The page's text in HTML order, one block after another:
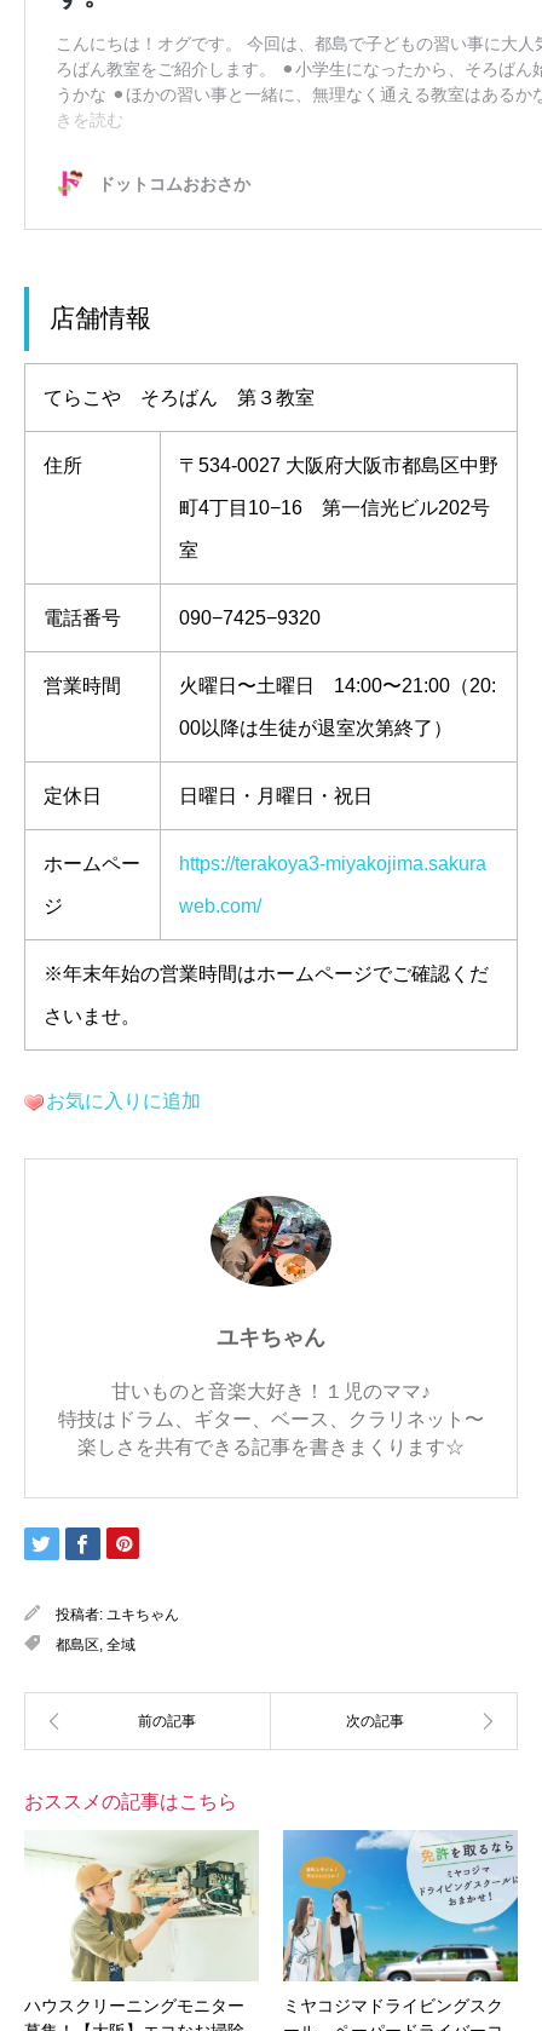
店舗情報
てらこや そろばん 第３教室
住所 〒534-0027 大阪府大阪市都島区中野
町4丁目10−16 第一信光ビル202号
室
電話番号 090−7425−9320
営業時間 火曜日〜土曜日 14:00〜21:00（20:
00以降は生徒が退室次第終了）
定休日 日曜日・月曜日・祝日
ホームペー
ジ
https://terakoya3-miyakojima.sakura
web.com/
※年末年始の営業時間はホームページでご確認くだ
さいませ。
お気に入りに追加
ユキちゃん
甘いものと音楽大好き！１児のママ♪
特技はドラム、ギター、ベース、クラリネット〜
楽しさを共有できる記事を書きまくります☆
投稿者: ユキちゃん
都島区, 全域
おススメの記事はこちら
ハウスクリーニングモニター
ミヤコジマドライビングスク